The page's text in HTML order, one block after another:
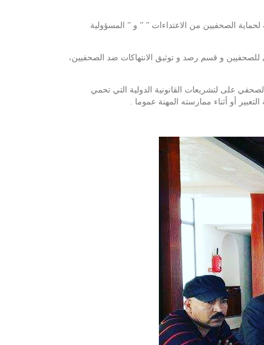
الصحفيين من الاعتداءات ” ” و ” المسؤولية
و قسم رصد و توثيق الانتهاكات ضد الصحفيين،
يتعرف فيه الصحفي على لتشريعات القانونية الدولية التي تحمي
أو أثناء ممارسته المهنة عموما .